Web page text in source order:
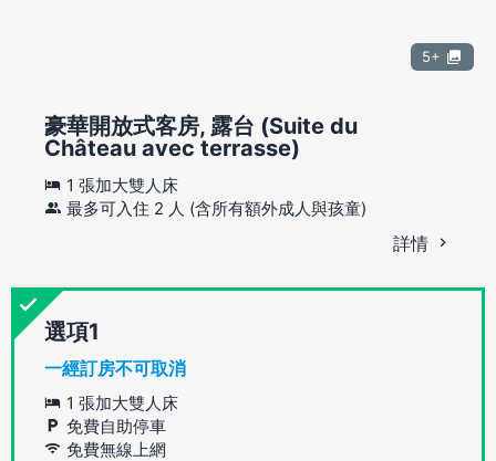
5+
豪華開放式客房, 露台 (Suite du
Château avec terrasse)
1 張加大雙人床
最多可入住 2 人 (含所有額外成人與孩童)
詳情
選項
一經訂房不可取消
1 張加大雙人床
免費自助停車
免費無線上網